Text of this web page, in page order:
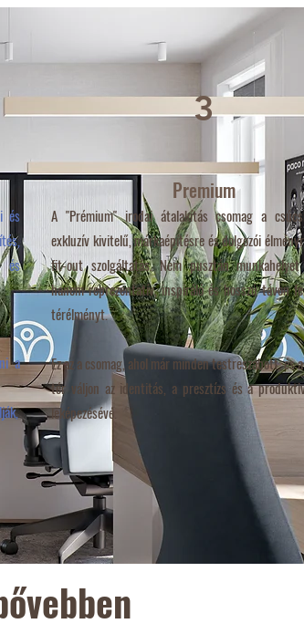
és
és
a
3
Premium
A "Prémium" irodai átalakítás csomag a
exkluzív kivitelű, márkaépítésre és dolgozói
fit-out szolgáltatás. Nem pusztán
hanem reprezentatív, inspiráló és hosszú távon
térélményt.
Ez az a csomag, ahol már minden testreszabott, és
tér váljon az identitás, a presztízs és a
leképezésévé.